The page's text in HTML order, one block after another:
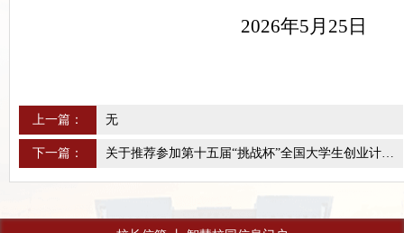
2026年5月25日
上一篇： 无
下一篇：